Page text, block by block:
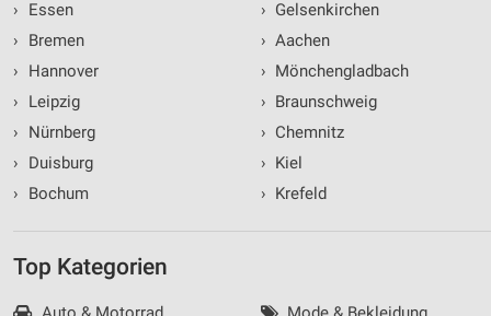
›
Essen
›
Bremen
›
Hannover
›
Leipzig
›
Nürnberg
›
Duisburg
›
Bochum
› Gelsenkirchen
› Aachen
› Mönchengladbach
› Braunschweig
› Chemnitz
› Kiel
› Krefeld
Top Kategorien